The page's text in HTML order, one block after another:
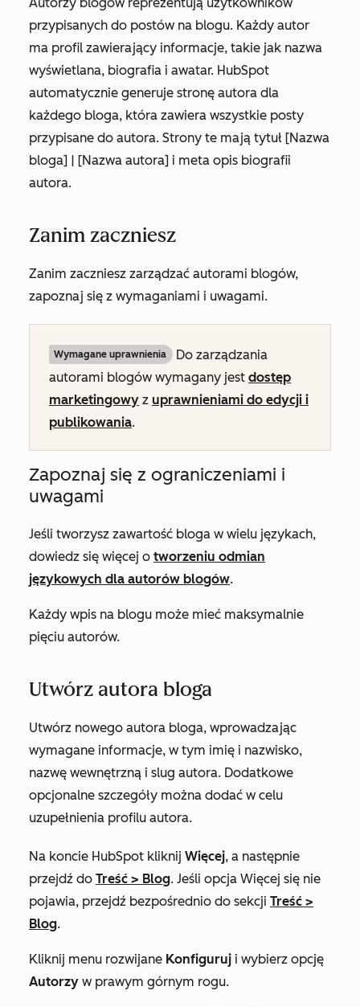
przypisanych do postów na blogu. Każdy autor
ma profil zawierający informacje, takie jak nazwa
wyświetlana, biografia i awatar. HubSpot
automatycznie generuje stronę autora dla
każdego bloga, która zawiera wszystkie posty
przypisane do autora. Strony te mają tytuł [Nazwa
bloga] | [Nazwa autora] i meta opis biografii
autora.
Zanim zaczniesz
Zanim zaczniesz zarządzać autorami blogów,
zapoznaj się z wymaganiami i uwagami.
Wymagane uprawnienia
Do zarządzania
autorami blogów wymagany jest dostęp
marketingowy z uprawnieniami do edycji i
publikowania.
Zapoznaj się z ograniczeniami i
uwagami
Jeśli tworzysz zawartość bloga w wielu językach,
dowiedz się więcej o tworzeniu odmian
językowych dla autorów blogów.
Każdy wpis na blogu może mieć maksymalnie
pięciu autorów.
Utwórz autora bloga
Utwórz nowego autora bloga, wprowadzając
wymagane informacje, w tym imię i nazwisko,
nazwę wewnętrzną i slug autora. Dodatkowe
opcjonalne szczegóły można dodać w celu
uzupełnienia profilu autora.
Na koncie HubSpot kliknij Więcej, a następnie
przejdź do Treść > Blog. Jeśli opcja Więcej się nie
pojawia, przejdź bezpośrednio do sekcji Treść >
Blog.
Kliknij menu rozwijane Konfiguruj i wybierz opcję
Autorzy w prawym górnym rogu.